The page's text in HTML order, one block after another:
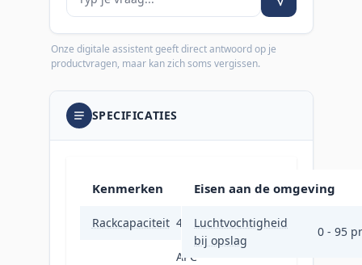
Onze digitale assistent geeft direct antwoord op je
productvragen, maar kan zich soms vergissen.
SPECIFICATIES
Kenmerken
Rackcapaciteit 4U
APC
Eisen aan de omgeving
Luchtvochtigheid
bij opslag
0 - 95